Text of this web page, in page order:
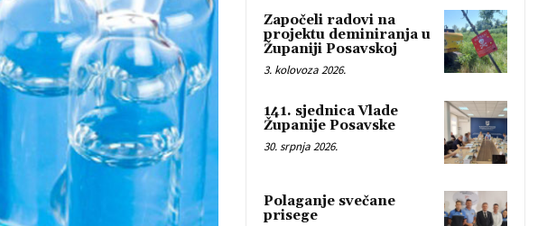
Započeli radovi na
projektu deminiranja u
Županiji Posavskoj
3. kolovoza 2026.
141. sjednica Vlade
Županije Posavske
30. srpnja 2026.
Polaganje svečane
prisege